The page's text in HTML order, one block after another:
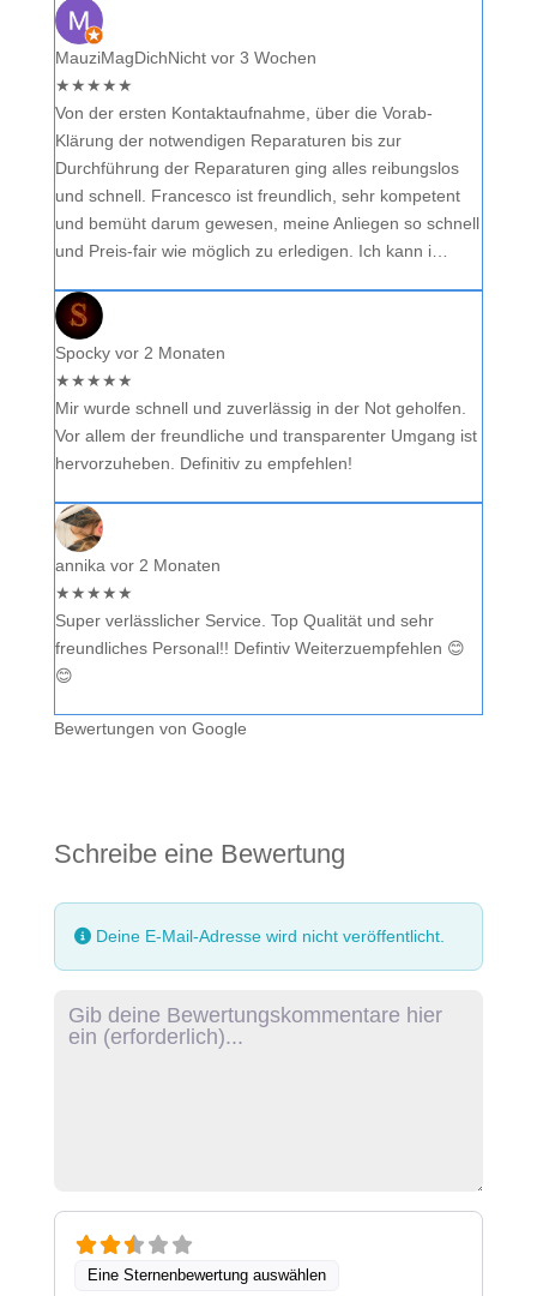
MauziMagDichNicht vor 3 Wochen
★★★★★
Von der ersten Kontaktaufnahme, über die Vorab-
Klärung der notwendigen Reparaturen bis zur
Durchführung der Reparaturen ging alles reibungslos
und schnell. Francesco ist freundlich, sehr kompetent
und bemüht darum gewesen, meine Anliegen so schnell
und Preis-fair wie möglich zu erledigen. Ich kann i…
Spocky vor 2 Monaten
★★★★★
Mir wurde schnell und zuverlässig in der Not geholfen.
Vor allem der freundliche und transparenter Umgang ist
hervorzuheben. Definitiv zu empfehlen!
annika vor 2 Monaten
★★★★★
Super verlässlicher Service. Top Qualität und sehr
freundliches Personal!! Defintiv Weiterzuempfehlen 😊
😊
Bewertungen von Google
Schreibe eine Bewertung
Deine E-Mail-Adresse wird nicht veröffentlicht.
Rezensionstext
Eine Sternenbewertung auswählen